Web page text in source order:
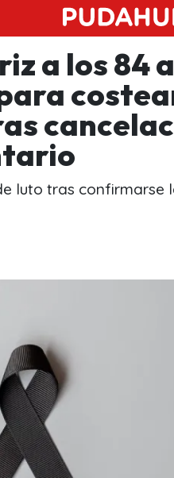
a los 84
luto tras confirmarse